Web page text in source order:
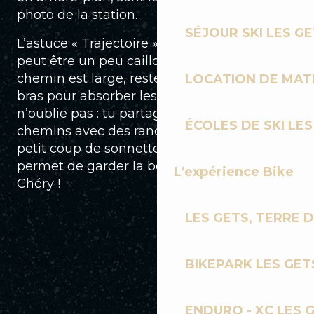
SÉJOUR SKI LES
LOCATION DE
ÉCOLES DE SKI
L'expérience Bike
LES GETS, TERRE
BIKEPARK LES
ENDURO - XC LES
photo de la station.
L’astuce « Trajectoire » : Sur ce versant, le sol
peut être un peu caillouteux. Même si le
chemin est large, reste bien souple sur tes
bras pour absorber les petites vibrations. Et
n’oublie pas : tu partages souvent ces
chemins avec des randonneurs, alors un
petit coup de sonnette ou un « bonjour »
permet de garder la bonne ambiance du
Chéry !